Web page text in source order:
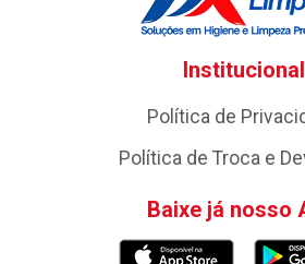
Institucional
Política de
Política de Troca e
Baixe já nosso